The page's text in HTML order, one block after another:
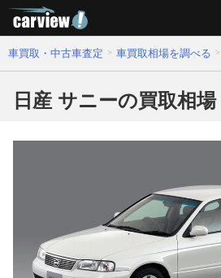
車買取・中古車査定 車買取相場を調べる
日産 サニーの買取相